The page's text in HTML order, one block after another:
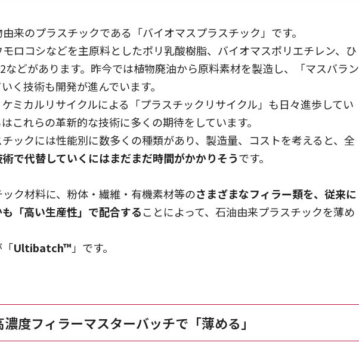
来のプラスチックである「バイオマスプラスチック」です。
ロコシなどを主原料としたポリ乳酸樹脂、バイオマスポリエチレン、ひ
などがあります。昨今では植物廃油から原料素材を製造し、「マスバラン
く技術も開発が進んでいます。
ミカルリサイクルによる「プラスチックリサイクル」も日々進歩してい
これらの革新的な技術に多くの期待をしています。
ックには性能別に数多くの種類があり、製造量、コストを考えると、全
で代替していくにはまだまだ時間がかかりそうです。
ク材料に、粉体・繊維・有機素材等のさまざまなフィラー類を、従来に
「高い生産性」で配合することによって、石油由来プラスチックを薄め
Ultibatch™ 」です。
濃度フィラーマスターバッチで「薄める」